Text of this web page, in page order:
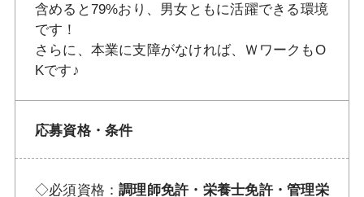
含めると79%おり、男女ともに活躍できる環境
です！
さらに、本業に支障がなければ、ＷワークもO
Kです♪
応募資格・条件
◇必須資格：調理師免許・栄養士免許・管理栄